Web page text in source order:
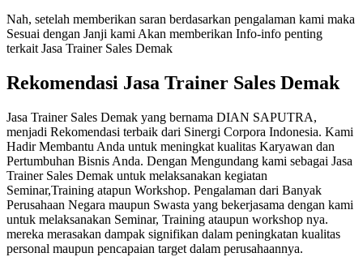
Nah, setelah memberikan saran berdasarkan pengalaman kami maka
Sesuai dengan Janji kami Akan memberikan Info-info penting
terkait Jasa Trainer Sales Demak
Rekomendasi Jasa Trainer Sales Demak
Jasa Trainer Sales Demak yang bernama DIAN SAPUTRA,
menjadi Rekomendasi terbaik dari Sinergi Corpora Indonesia. Kami
Hadir Membantu Anda untuk meningkat kualitas Karyawan dan
Pertumbuhan Bisnis Anda. Dengan Mengundang kami sebagai Jasa
Trainer Sales Demak untuk melaksanakan kegiatan
Seminar,Training atapun Workshop. Pengalaman dari Banyak
Perusahaan Negara maupun Swasta yang bekerjasama dengan kami
untuk melaksanakan Seminar, Training ataupun workshop nya.
mereka merasakan dampak signifikan dalam peningkatan kualitas
personal maupun pencapaian target dalam perusahaannya.